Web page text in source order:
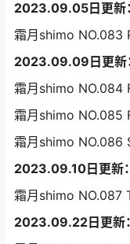
2023.09.05日更新：
霜月shimo NO.083
2023.09.09日更新
霜月shimo NO.084
霜月shimo NO.085
霜月shimo NO.086
2023.09.10日更新：
霜月shimo NO.087
2023.09.22日更新：